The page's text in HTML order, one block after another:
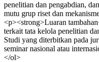
penelitian dan pengabdian,
mutu grup riset dan
<p><strong>Luaran
terkait tata kelola penelitian
Studi yang diterbitkan pada
seminar nasional atau
</ol>